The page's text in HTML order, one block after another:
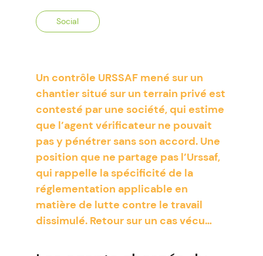
Social
Un contrôle URSSAF mené sur un
chantier situé sur un terrain privé est
contesté par une société, qui estime
que l’agent vérificateur ne pouvait
pas y pénétrer sans son accord. Une
position que ne partage pas l’Urssaf,
qui rappelle la spécificité de la
réglementation applicable en
matière de lutte contre le travail
dissimulé. Retour sur un cas vécu…